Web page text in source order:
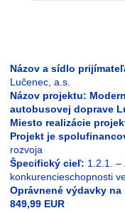
Názov a sídlo
Lučenec, a.s.
Názov projektu:
autobusovej doprave
Miesto realizácie
Projekt je
rozvoja
Špecifický cieľ: 1.2.1. –
konkurencieschopnosti
Oprávnené výdavky
849,99 EUR